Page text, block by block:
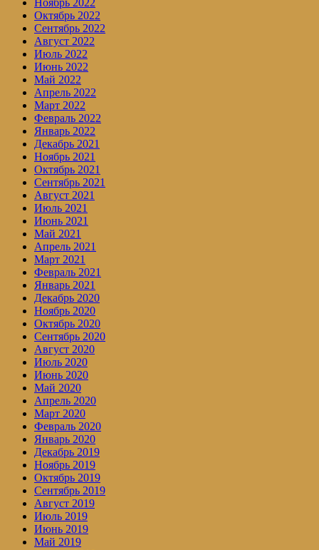
Октябрь 2022
Сентябрь 2022
Август 2022
Июль 2022
Июнь 2022
Май 2022
Апрель 2022
Март 2022
Февраль 2022
Январь 2022
Декабрь 2021
Ноябрь 2021
Октябрь 2021
Сентябрь 2021
Август 2021
Июль 2021
Июнь 2021
Май 2021
Апрель 2021
Март 2021
Февраль 2021
Январь 2021
Декабрь 2020
Ноябрь 2020
Октябрь 2020
Сентябрь 2020
Август 2020
Июль 2020
Июнь 2020
Май 2020
Апрель 2020
Март 2020
Февраль 2020
Январь 2020
Декабрь 2019
Ноябрь 2019
Октябрь 2019
Сентябрь 2019
Август 2019
Июль 2019
Июнь 2019
Май 2019